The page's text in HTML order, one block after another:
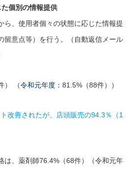
た個別の情報提供
ら、使用者個々の状態に応じた情報提
留意点等）を行う。（自動返信メール
） （令和元年度： 81.5%（88件））
改善されたが、店頭販売の94.3％（1
は、薬剤師76.4%（68件）（令和元年